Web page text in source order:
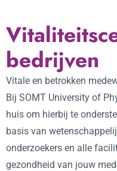
bedrijven
Vitale en betrokken
Bij SOMT University of
huis om hierbij te
basis van
onderzoekers en alle
gezondheid van jouw